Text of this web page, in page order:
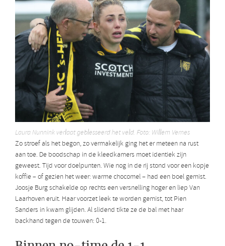
Laura Nunnink verlaat geblesseerd het veld. Foto: Willem Vernes
Zo stroef als het begon, zo vermakelijk ging het er meteen na rust
aan toe. De boodschap in de kleedkamers moet identiek zijn
geweest. Tijd voor doelpunten. Wie nog in de rij stond voor een kopje
koffie – of gezien het weer: warme chocomel – had een boel gemist.
Joosje Burg schakelde op rechts een versnelling hoger en liep Van
Laarhoven eruit. Haar voorzet leek te worden gemist, tot Pien
Sanders in kwam glijden. Al slidend tikte ze de bal met haar
backhand tegen de touwen: 0-1.